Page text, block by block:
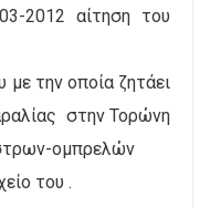
2012 αίτηση του
με την οποία ζητάει
στην Τορώνη
ομπρελών
του .